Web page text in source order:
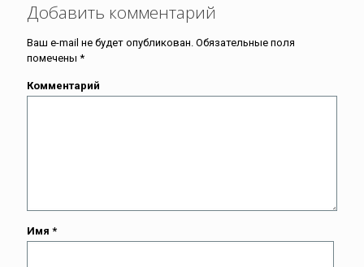
Добавить комментарий
Ваш e-mail не будет опубликован. Обязательные поля
помечены *
Комментарий
Имя *